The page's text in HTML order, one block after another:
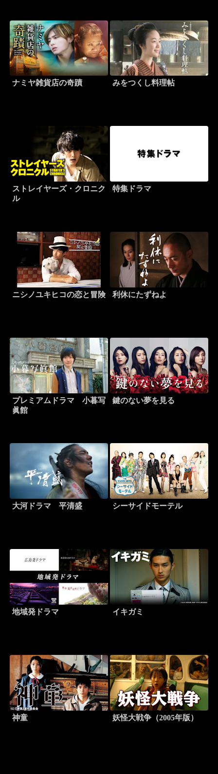
ナミヤ雑貨店の奇蹟 みをつくし料理帖
ストレイヤーズ・クロニク
ル
特集ドラマ
ニシノユキヒコの恋と冒険 利休にたずねよ
プレミアムドラマ 小暮写
眞館
鍵のない夢を見る
大河ドラマ 平清盛 シーサイドモーテル
地域発ドラマ イキガミ
神童 妖怪大戦争（2005年版）